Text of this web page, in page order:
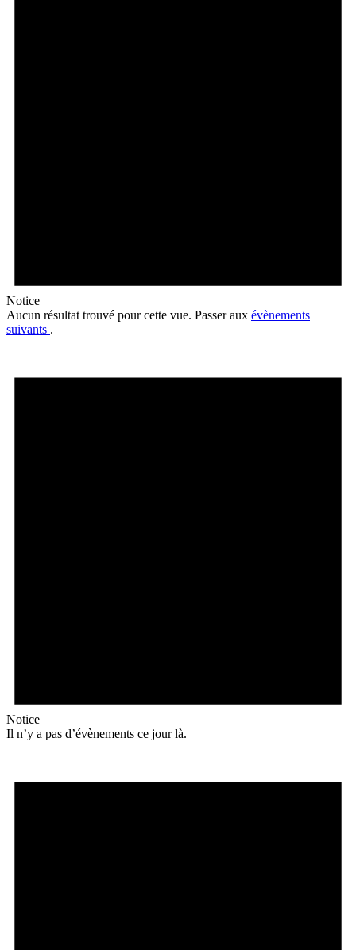
Notice
Aucun résultat trouvé pour cette vue. Passer aux évènements
suivants .
Notice
Il n’y a pas d’évènements ce jour là.